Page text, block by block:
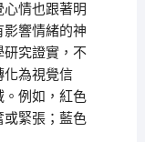
情也跟著明
響情緒的神
研究證實，不
化為視覺信
。例如，紅色
或緊張；藍色